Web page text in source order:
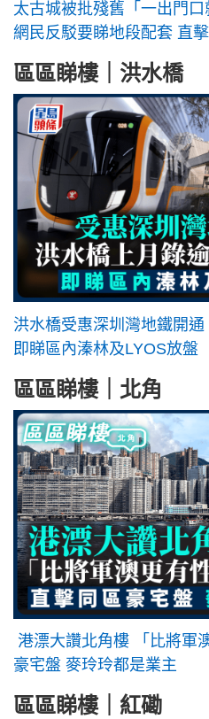
太古城被批殘舊「一出門
網民反駁要睇地段配套 直
區區睇樓｜洪水橋
洪水橋受惠深圳灣地鐵開
即睇區內溱林及LYOS放盤
區區睇樓｜北角
港漂大讚北角樓 「比將軍
豪宅盤 麥玲玲都是業主
區區睇樓｜紅磡